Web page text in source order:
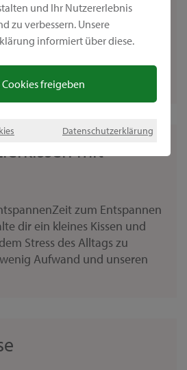
und Ihr Nutzererlebnis
zu verbessern. Unsere
informiert über diese.
freigeben
Datenschutzerklärung
Winter ist fast vorbei
etwas Grün? GONIS
Möglichkeit, die Natur
holen. Gestalte mit wenigen
mit
zum Entspannen
dir ein kleines Kissen und
Stress des Alltags zu
Aufwand und unseren